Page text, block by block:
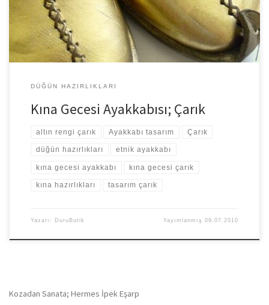
DÜĞÜN HAZIRLIKLARI
Kına Gecesi Ayakkabısı; Çarık
altın rengi çarık Ayakkabı tasarım Çarık
düğün hazırlıkları etnik ayakkabı
kına gecesi ayakkabı kına gecesi çarık
kına hazırlıkları tasarım çarık
Yazarı: DuruButik Yayımlanmış09.07.2010
Kozadan Sanata; Hermes İpek Eşarp